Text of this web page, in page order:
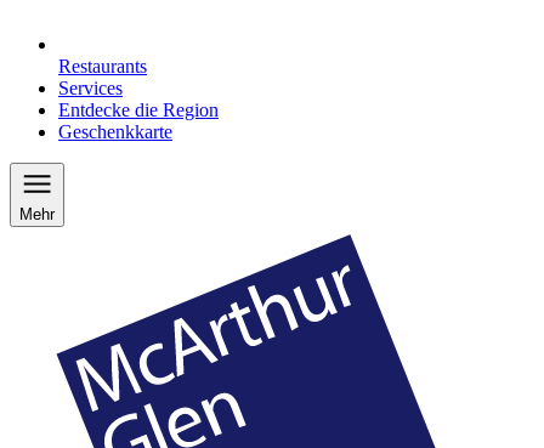
Restaurants
Services
Entdecke die Region
Geschenkkarte
Mehr